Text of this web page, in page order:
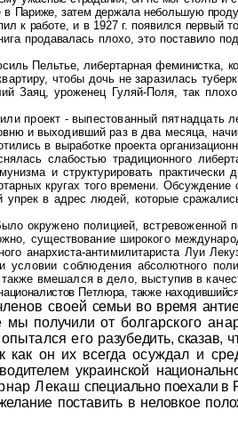
в Париже, затем держала небольшую
к работе, и в 1927 г. появился первый
продавалась плохо, это поставило
Пельтье, либертарная феминистка,
чтобы дочь не заразилась
Заяц, уроженец Гуляй-Поля, так
проект - выпестованный пятнадцать
и выходивший раз в два месяца,
в выработке проекта
слабостью традиционного
и структурировать практически
кругах того времени. Обсуждение
упрек в адрес людей, которые
окружено полицией, встревоженной
существование широкого
анархиста-антимилитариста Луи
условии соблюдения абсолютного
вмешался в дело, выступив в
Петлюра, также
своей семьи во время
мы получили от болгарского
его разубедить, сказав,
как он их всегдаосуждал и
украинской
Лекаш специально поехали в
поставить в неловкое